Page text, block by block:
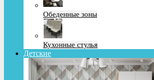
Обеденные зоны
Кухонные стулья
Детские